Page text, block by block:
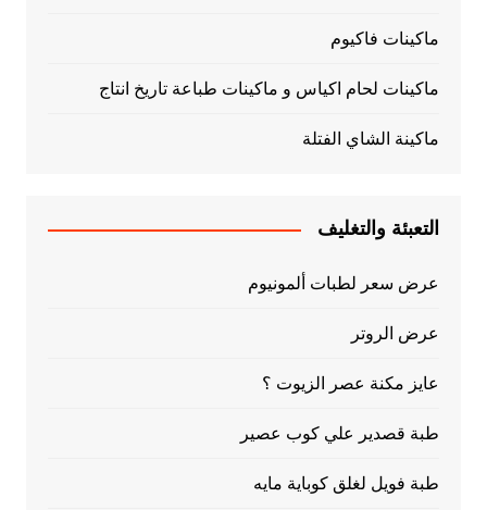
ماكينات فاكيوم
ماكينات لحام اكياس و ماكينات طباعة تاريخ انتاج
ماكينة الشاي الفتلة
التعبئة والتغليف
عرض سعر لطبات ألمونيوم
عرض الروتر
عايز مكنة عصر الزيوت ؟
طبة قصدير علي كوب عصير
طبة فويل لغلق كوباية مايه